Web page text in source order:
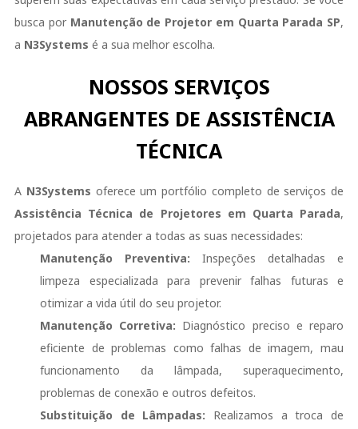
busca por Manutenção de Projetor em Quarta Parada SP,
a N3Systems é a sua melhor escolha.
NOSSOS SERVIÇOS
ABRANGENTES DE ASSISTÊNCIA
TÉCNICA
A N3Systems oferece um portfólio completo de serviços de
Assistência Técnica de Projetores em Quarta Parada,
projetados para atender a todas as suas necessidades:
Manutenção Preventiva: Inspeções detalhadas e
limpeza especializada para prevenir falhas futuras e
otimizar a vida útil do seu projetor.
Manutenção Corretiva: Diagnóstico preciso e reparo
eficiente de problemas como falhas de imagem, mau
funcionamento da lâmpada, superaquecimento,
problemas de conexão e outros defeitos.
Substituição de Lâmpadas: Realizamos a troca de